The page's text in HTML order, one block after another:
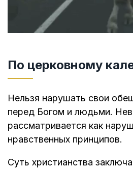
По церковному
Нельзя нарушать свои
перед Богом и людьми.
рассматривается как
нравственных принципов.
Суть христианства